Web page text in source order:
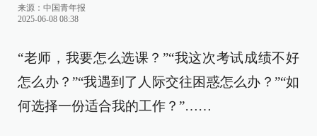
来源： 中国青年报
2025-06-08 08:38
“老师，我要怎么选课？”“我这次考试成绩不好
怎么办？”“我遇到了人际交往困惑怎么办？”“如
何选择一份适合我的工作？”……